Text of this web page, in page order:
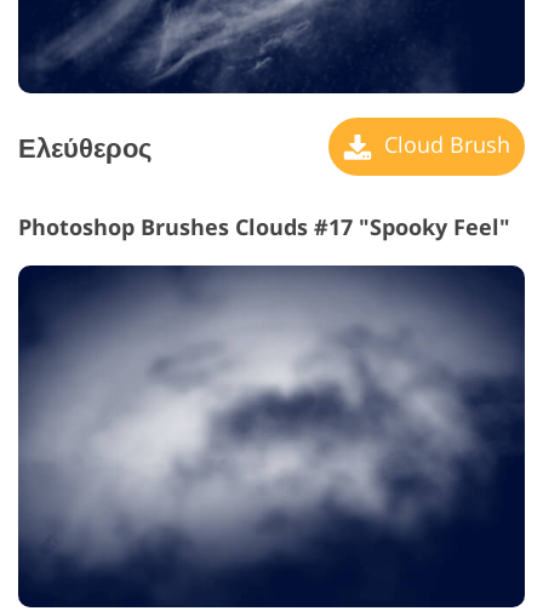
Ελεύθερος Cloud Brush
Photoshop Brushes Clouds #17 "Spooky Feel"